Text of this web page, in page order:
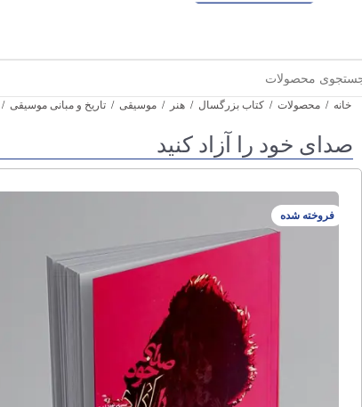
خانه / محصولات / کتاب بزرگسال / هنر / موسیقی / تاریخ و مبانی موسیقی /
صدای خود را آزاد کنید
فروخته شده